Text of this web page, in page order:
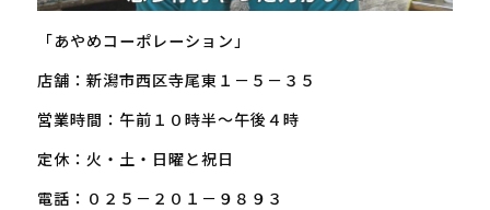
「あやめコーポレーション」
店舗：新潟市西区寺尾東１－５－３５
営業時間：午前１０時半～午後４時
定休：火・土・日曜と祝日
電話：０２５－２０１－９８９３